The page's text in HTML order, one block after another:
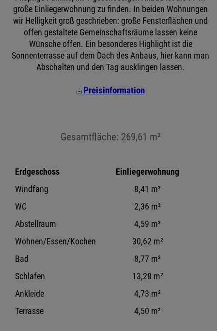
große Einliegerwohnung zu finden. In beiden Wohnungen
wir Helligkeit groß geschrieben: große Fensterflächen und
offen gestaltete Gemeinschaftsräume lassen keine
Wünsche offen. Ein besonderes Highlight ist die
Sonnenterrasse auf dem Dach des Anbaus, hier kann man
Abschalten und den Tag ausklingen lassen.
Preisinformation
Gesamtfläche: 269,61 m²
Erdgeschoss
Einliegerwohnung
Windfang
8,41 m²
WC
2,36 m²
Abstellraum
4,59 m²
Wohnen/Essen/Kochen
30,62 m²
Bad
8,77 m²
Schlafen
13,28 m²
Ankleide
4,73 m²
Terrasse
4,50 m²